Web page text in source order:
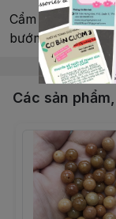
Cẩm thạch tím
bướm cẩm
Các sản